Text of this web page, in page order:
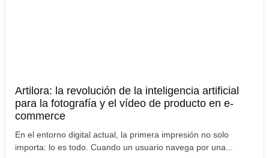
Artilora: la revolución de la inteligencia artificial
para la fotografía y el vídeo de producto en e-
commerce
En el entorno digital actual, la primera impresión no solo
importa: lo es todo. Cuando un usuario navega por una...